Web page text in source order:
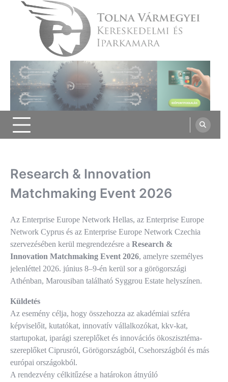
Tolna Vármegyei Kereskedelmi és
Iparkamara
Research & Innovation
Matchmaking Event 2026
Az Enterprise Europe Network Hellas, az Enterprise Europe
Network Cyprus és az Enterprise Europe Network Czechia
szervezésében kerül megrendezésre a Research &
Innovation Matchmaking Event 2026, amelyre személyes
jelenléttel 2026. június 8–9-én kerül sor a görögországi
Athénban, Marousiban található Syggrou Estate helyszínen.
Küldetés
Az esemény célja, hogy összehozza az akadémiai szféra
képviselőit, kutatókat, innovatív vállalkozókat, kkv-kat,
startupokat, iparági szereplőket és innovációs ökoszisztéma-
szereplőket Ciprusról, Görögországból, Csehországból és más
európai országokból.
A rendezvény célkitűzése a határokon átnyúló